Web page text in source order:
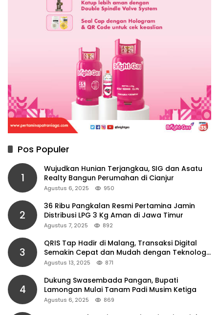
Pos Populer
1
Wujudkan Hunian Terjangkau, SIG dan Asatu
Realty Bangun Perumahan di Cianjur
Agustus 6, 2025 950
2
36 Ribu Pangkalan Resmi Pertamina Jamin
Distribusi LPG 3 Kg Aman di Jawa Timur
Agustus 7, 2025 892
3
QRIS Tap Hadir di Malang, Transaksi Digital
Semakin Cepat dan Mudah dengan Teknologi
NFC
Agustus 13, 2025 871
4
Dukung Swasembada Pangan, Bupati
Lamongan Mulai Tanam Padi Musim Ketiga
Agustus 6, 2025 869